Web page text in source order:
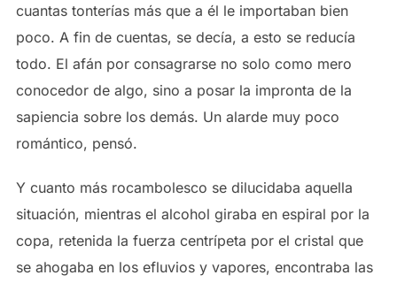
cuantas tonterías más que a él le importaban bien
poco. A fin de cuentas, se decía, a esto se reducía
todo. El afán por consagrarse no solo como mero
conocedor de algo, sino a posar la impronta de la
sapiencia sobre los demás. Un alarde muy poco
romántico, pensó.
Y cuanto más rocambolesco se dilucidaba aquella
situación, mientras el alcohol giraba en espiral por la
copa, retenida la fuerza centrípeta por el cristal que
se ahogaba en los efluvios y vapores, encontraba las